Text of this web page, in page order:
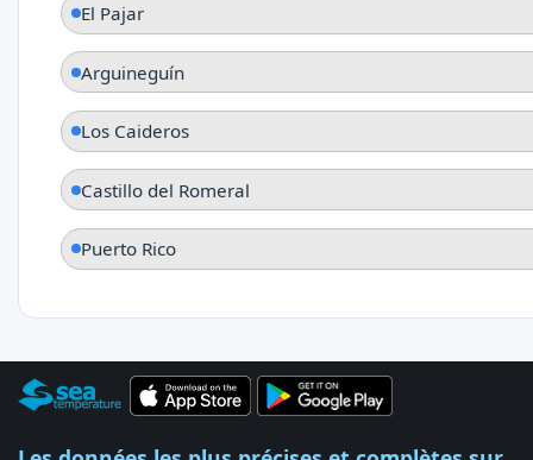
El Pajar
Arguineguín
Los Caideros
Castillo del Romeral
Puerto Rico